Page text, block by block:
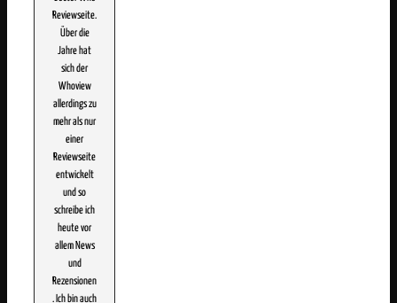
Reviewseite.
Über die
Jahre hat
sich der
Whoview
allerdings zu
mehr als nur
einer
Reviewseite
entwickelt
und so
schreibe ich
heute vor
allem News
und
Rezensionen
. Ich bin auch